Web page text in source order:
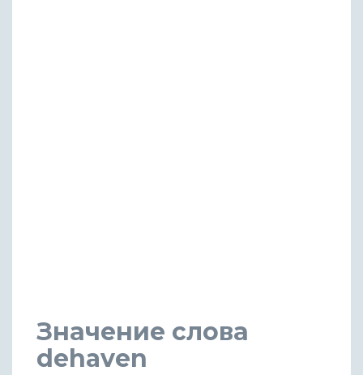
Значение слова
dehaven